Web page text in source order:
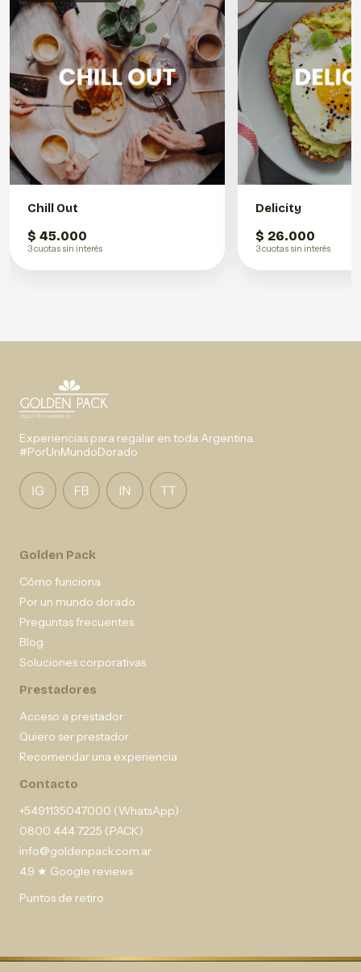
Chill Out
$ 45.000
3 cuotas sin interés
Delicity
$ 26.000
3 cuotas sin interés
Experiencias para regalar en toda Argentina.
#PorUnMundoDorado
Golden Pack
Cómo funciona
Por un mundo dorado
Preguntas frecuentes
Blog
Soluciones corporativas
Prestadores
Acceso a prestador
Quiero ser prestador
Recomendar una experiencia
Contacto
+5491135047000 (WhatsApp)
0800 444 7225 (PACK)
info@goldenpack.com.ar
4,9 ★ Google reviews
Puntos de retiro